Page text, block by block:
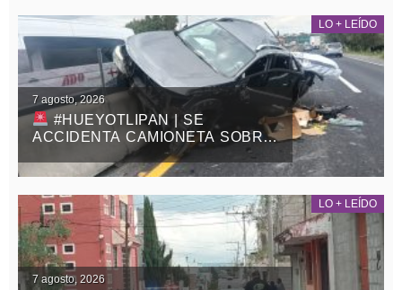
LO + LEÍDO
7 agosto, 2026
#HUEYOTLIPAN | SE
ACCIDENTA CAMIONETA SOBRE
LA MÉXICO-VERACRUZ
LO + LEÍDO
7 agosto, 2026